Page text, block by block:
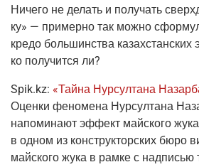
Ниче­го не делать и полу­чать
ку» — при­мер­но так мож­но
кре­до боль­шин­ства
ко полу­чит­ся ли?
Spik.kz: «Тай­на Нур­сул­та­на
Оцен­ки фено­ме­на Нур­сул­та­на
напо­ми­на­ют эффект май­ско­го
в одном из кон­струк­тор­ских бюро
май­ско­го жука в рам­ке с над­пи­сью